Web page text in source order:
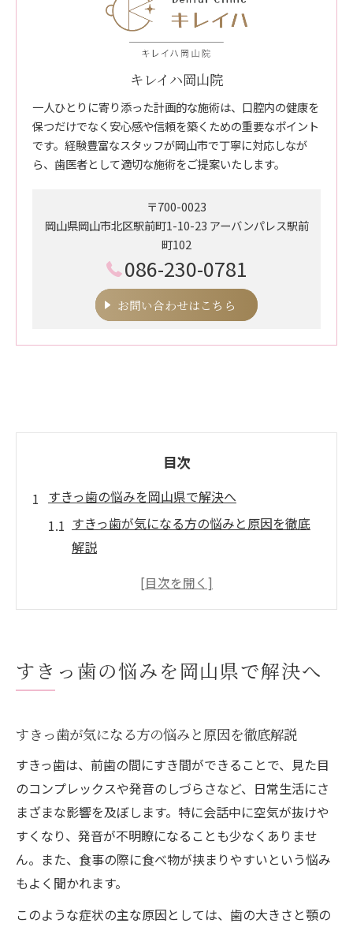
キレイハ岡山院
一人ひとりに寄り添った計画的な施術は、口腔内の健康を
保つだけでなく安心感や信頼を築くための重要なポイント
です。経験豊富なスタッフが岡山市で丁寧に対応しなが
ら、歯医者として適切な施術をご提案いたします。
〒700-0023
岡山県岡山市北区駅前町1-10-23 アーバンパレス駅前
町102
086-230-0781
お問い合わせはこちら
目次
すきっ歯の悩みを岡山県で解決へ
すきっ歯が気になる方の悩みと原因を徹底
解説
すきっ歯の放置リスクと日常生活への影響
すきっ歯矯正の体験談から学ぶ治療のヒン
歯列矯正を検討する方へ岡山県最新事情
岡山の歯列矯正とすきっ歯治療の最新傾向
すきっ歯改善に向けた岡山の矯正方法比較
岡山矯正歯科の口コミや人気医院の調べ方
認定医が在籍する医院でのすきっ歯対応例
岡山の安い矯正歯科を選ぶポイント
岡山県で叶えるすきっ歯矯正の選び方
すきっ歯矯正を選ぶ際の岡山の医院比較基
すきっ歯の悩みを岡山県で解決へ
すきっ歯が気になる方の悩みと原因を徹底解説
すきっ歯は、前歯の間にすき間ができることで、見た目
のコンプレックスや発音のしづらさなど、日常生活にさ
まざまな影響を及ぼします。特に会話中に空気が抜けや
すくなり、発音が不明瞭になることも少なくありませ
ん。また、食事の際に食べ物が挟まりやすいという悩み
もよく聞かれます。
このような症状の主な原因としては、歯の大きさと顎の